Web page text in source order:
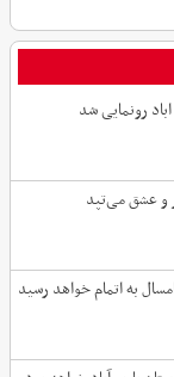
رونمایی شد
و عشق می‌تپد
به اتمام خواهد رسید